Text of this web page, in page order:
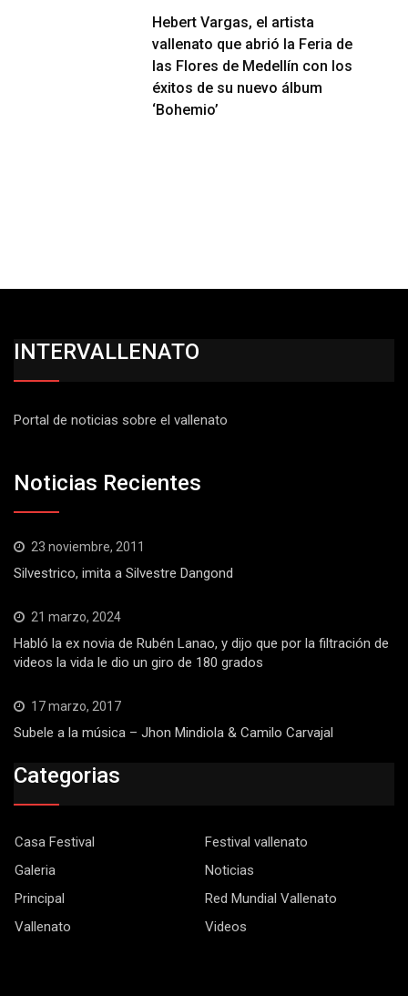
Hebert Vargas, el artista
vallenato que abrió la Feria de
las Flores de Medellín con los
éxitos de su nuevo álbum
‘Bohemio’
INTERVALLENATO
Portal de noticias sobre el vallenato
Noticias Recientes
23 noviembre, 2011
Silvestrico, imita a Silvestre Dangond
21 marzo, 2024
Habló la ex novia de Rubén Lanao, y dijo que por la filtración de
videos la vida le dio un giro de 180 grados
17 marzo, 2017
Subele a la música – Jhon Mindiola & Camilo Carvajal
Categorias
Casa Festival
Festival vallenato
Galeria
Noticias
Principal
Red Mundial Vallenato
Vallenato
Videos